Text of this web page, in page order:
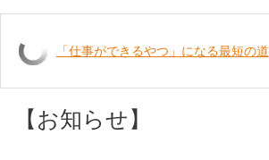
「仕事ができるやつ」になる最短の道
【お知らせ】